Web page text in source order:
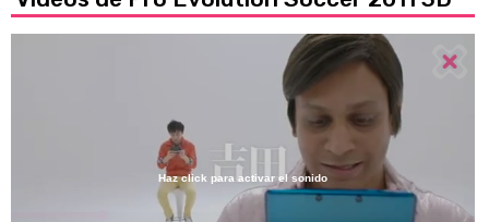
Haz click para activar el sonido